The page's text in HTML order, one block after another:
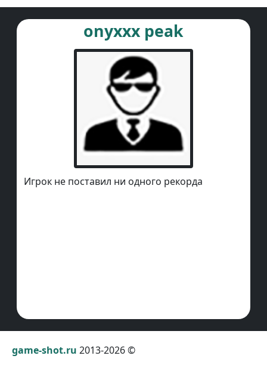
onyxxx peak
Игрок не поставил ни одного рекорда
game-shot.ru 2013-2026 ©